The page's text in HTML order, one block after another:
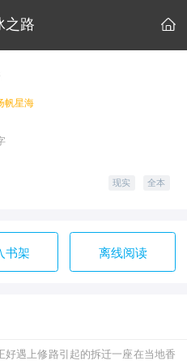
之路 
帆星海
现实 全本
书架 离线阅读
遇上修路引起的拆迁一座在当地香